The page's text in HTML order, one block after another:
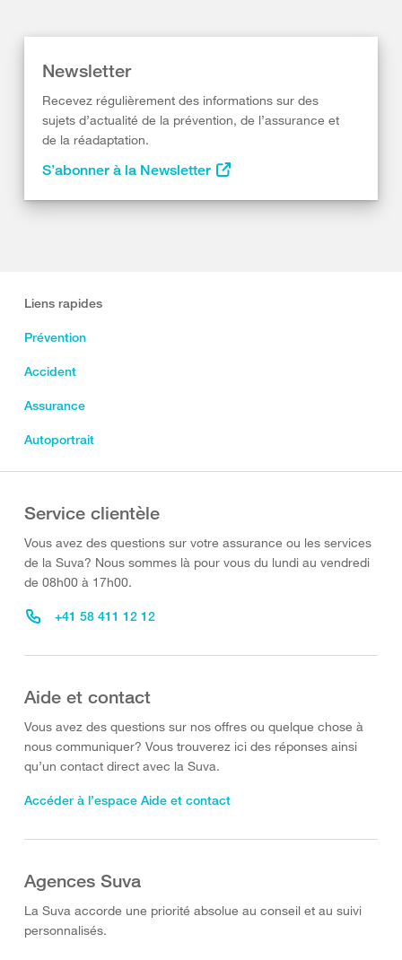
Newsletter
Recevez régulièrement des informations sur des
sujets d’actualité de la prévention, de l’assurance et
de la réadaptation.
S’abonner à la Newsletter
Liens rapides
Prévention
Accident
Assurance
Autoportrait
Service clientèle
Vous avez des questions sur votre assurance ou les services
de la Suva? Nous sommes là pour vous du lundi au vendredi
de 08h00 à 17h00.
+41 58 411 12 12
Aide et contact
Vous avez des questions sur nos offres ou quelque chose à
nous communiquer? Vous trouverez ici des réponses ainsi
qu’un contact direct avec la Suva.
Accéder à l’espace Aide et contact
Agences Suva
La Suva accorde une priorité absolue au conseil et au suivi
personnalisés.